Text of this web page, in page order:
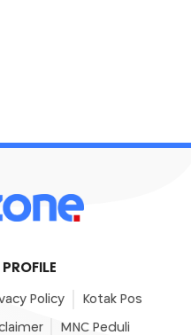
Policy Kotak Pos
MNC Peduli